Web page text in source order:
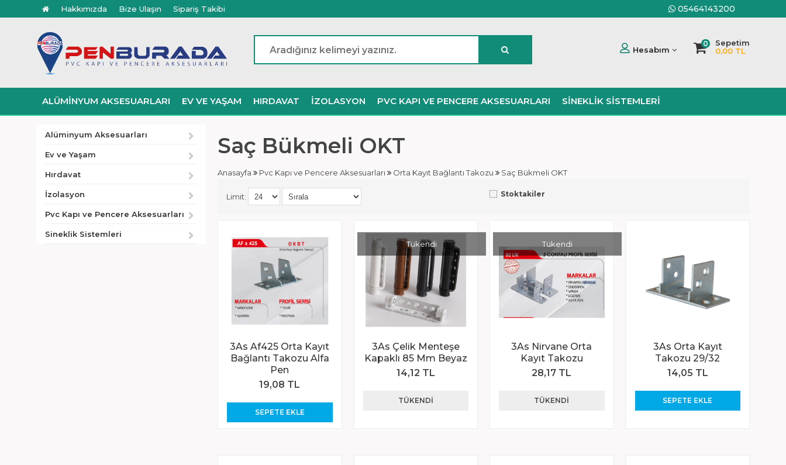
Hakkımızda Bize Ulaşın Sipariş Takibi 05464143200
Sepetim
0
0,00 TL
Hesabım
ALÜMINYUM AKSESUARLARI EV VE YAŞAM HIRDAVAT İZOLASYON PVC KAPI VE PENCERE AKSESUARLARI SINEKLIK SISTEMLERI
Alüminyum Aksesuarları
Ev ve Yaşam
Hırdavat
İzolasyon
Pvc Kapı ve Pencere Aksesuarları
Sineklik Sistemleri
Saç Bükmeli OKT
Anasayfa Pvc Kapı ve Pencere Aksesuarları Orta Kayıt Bağlantı Takozu Saç Bükmeli OKT
Limit: Stoktakiler
3As Af425 Orta Kayıt
Bağlantı Takozu Alfa
Pen
19,08 TL
SEPETE EKLE
Tükendi
3As Çelik Menteşe
Kapaklı 85 Mm Beyaz
14,12 TL
TÜKENDI
Tükendi
3As Nirvane Orta
Kayıt Takozu
28,17 TL
TÜKENDI
3As Orta Kayıt
Takozu 29/32
14,05 TL
SEPETE EKLE